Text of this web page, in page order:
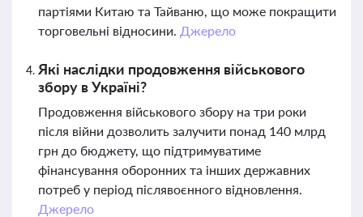
партіями Китаю та Тайваню, що може покращити
торговельні відносини. Джерело
Які наслідки продовження військового
збору в Україні?
Продовження військового збору на три роки
після війни дозволить залучити понад 140 млрд
грн до бюджету, що підтримуватиме
фінансування оборонних та інших державних
потреб у період післявоєнного відновлення.
Джерело